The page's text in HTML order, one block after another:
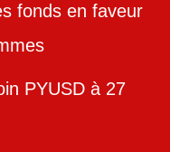
fonds en faveur
PYUSD à 27